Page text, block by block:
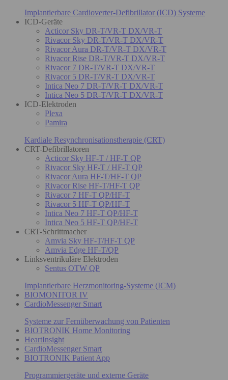
Implantierbare Cardioverter-Defibrillator (ICD) Systeme
ICD-Geräte
Acticor Sky DR-T/VR-T DX/VR-T
Rivacor Sky DR-T/VR-T DX/VR-T
Rivacor Aura DR-T/VR-T DX/VR-T
Rivacor Rise DR-T/VR-T DX/VR-T
Rivacor 7 DR-T/VR-T DX/VR-T
Rivacor 5 DR-T/VR-T DX/VR-T
Intica Neo 7 DR-T/VR-T DX/VR-T
Intica Neo 5 DR-T/VR-T DX/VR-T
ICD-Elektroden
Plexa
Pamira
Kardiale Resynchronisationstherapie (CRT)
CRT-Defibrillatoren
Acticor Sky HF-T / HF-T QP
Rivacor Sky HF-T / HF-T QP
Rivacor Aura HF-T/HF-T QP
Rivacor Rise HF-T/HF-T QP
Rivacor 7 HF-T QP/HF-T
Rivacor 5 HF-T QP/HF-T
Intica Neo 7 HF-T QP/HF-T
Intica Neo 5 HF-T QP/HF-T
CRT-Schrittmacher
Amvia Sky HF-T/HF-T QP
Amvia Edge HF-T/QP
Linksventrikuläre Elektroden
Sentus OTW QP
Implantierbare Herzmonitoring-Systeme (ICM)
BIOMONITOR IV
CardioMessenger Smart
Systeme zur Fernüberwachung von Patienten
BIOTRONIK Home Monitoring
HeartInsight
CardioMessenger Smart
BIOTRONIK Patient App
Programmiergeräte und externe Geräte